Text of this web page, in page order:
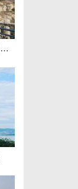
揭秘！专业充电桩项目软件开发商，究竟藏着哪些行业秘诀？